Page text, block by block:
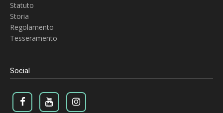
Statuto
Storia
Regolamento
Tesseramento
Social